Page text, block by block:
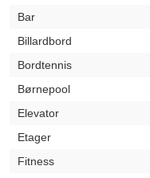
Bar
Billardbord
Bordtennis
Børnepool
Elevator
Etager
Fitness